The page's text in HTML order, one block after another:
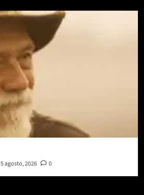
5 agosto, 2026 0